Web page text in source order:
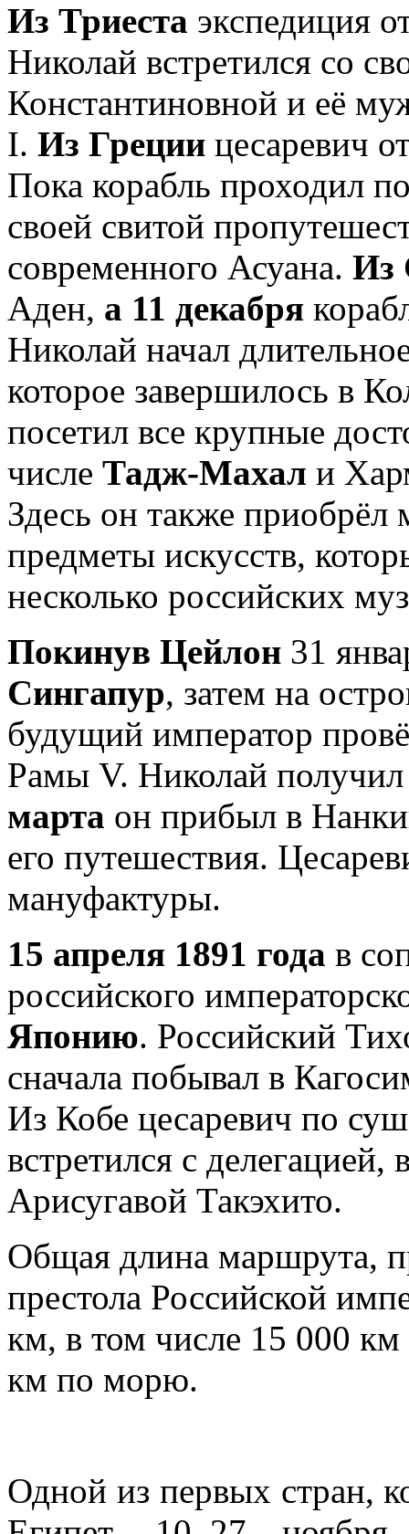
Из Триеста экспедиция
Николай встретился со
Константиновной и её
I. Из Греции цесаревич
Пока корабль проходил
своей свитой
современного Асуана. Из
Аден, а 11 декабря
Николай начал
которое завершилось в
посетил все крупные
числе Тадж-Махал и
Здесь он также приобрёл
предметы искусств,
несколько российских
Покинув Цейлон 31
Сингапур, затем на
будущий император
Рамы V. Николай
марта он прибыл в
его путешествия.
мануфактуры.
15 апреля 1891 года в
российского
Японию. Российский
сначала побывал в
Из Кобе цесаревич по
встретился с
Арисугавой Такэхито.
Общая длина маршрута,
престола Российской
км, в том числе 15 000
км по морю.
Одной из первых стран,